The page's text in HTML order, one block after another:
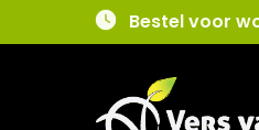
Bestel voor